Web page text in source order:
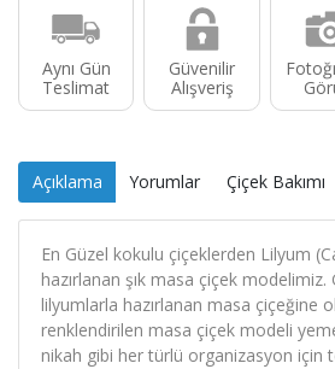
Aynı Gün
Teslimat
Güvenilir
Alışveriş
Açıklama Yorumlar Çiçek Bakımı
En Güzel kokulu çiçeklerden Lilyum
hazırlanan şık masa çiçek
lilyumlarla hazırlanan masa çiçeğine
renklendirilen masa çiçek modeli
nikah gibi her türlü organizasyon için